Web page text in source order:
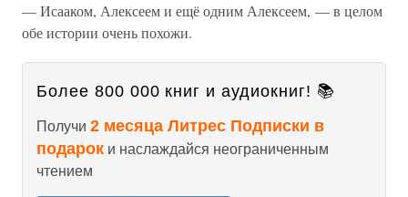
— Исааком, Алексеем и ещё одним Алексеем, — в целом
обе истории очень похожи.
Более 800 000 книг и аудиокниг! 📚
Получи 2 месяца Литрес Подписки в
подарок и наслаждайся неограниченным
чтением